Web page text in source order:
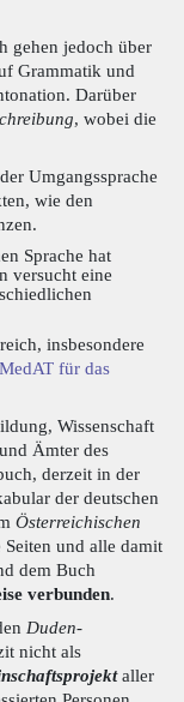
gehen jedoch über
Grammatik und
Darüber
, wobei die
Umgangssprache
wie den
Sprache hat
versucht eine
insbesondere
MedAT für das
Wissenschaft
Ämter des
derzeit in der
der deutschen
Österreichischen
Seiten und alle damit
dem Buch
verbunden.
Duden-
nicht als
aller